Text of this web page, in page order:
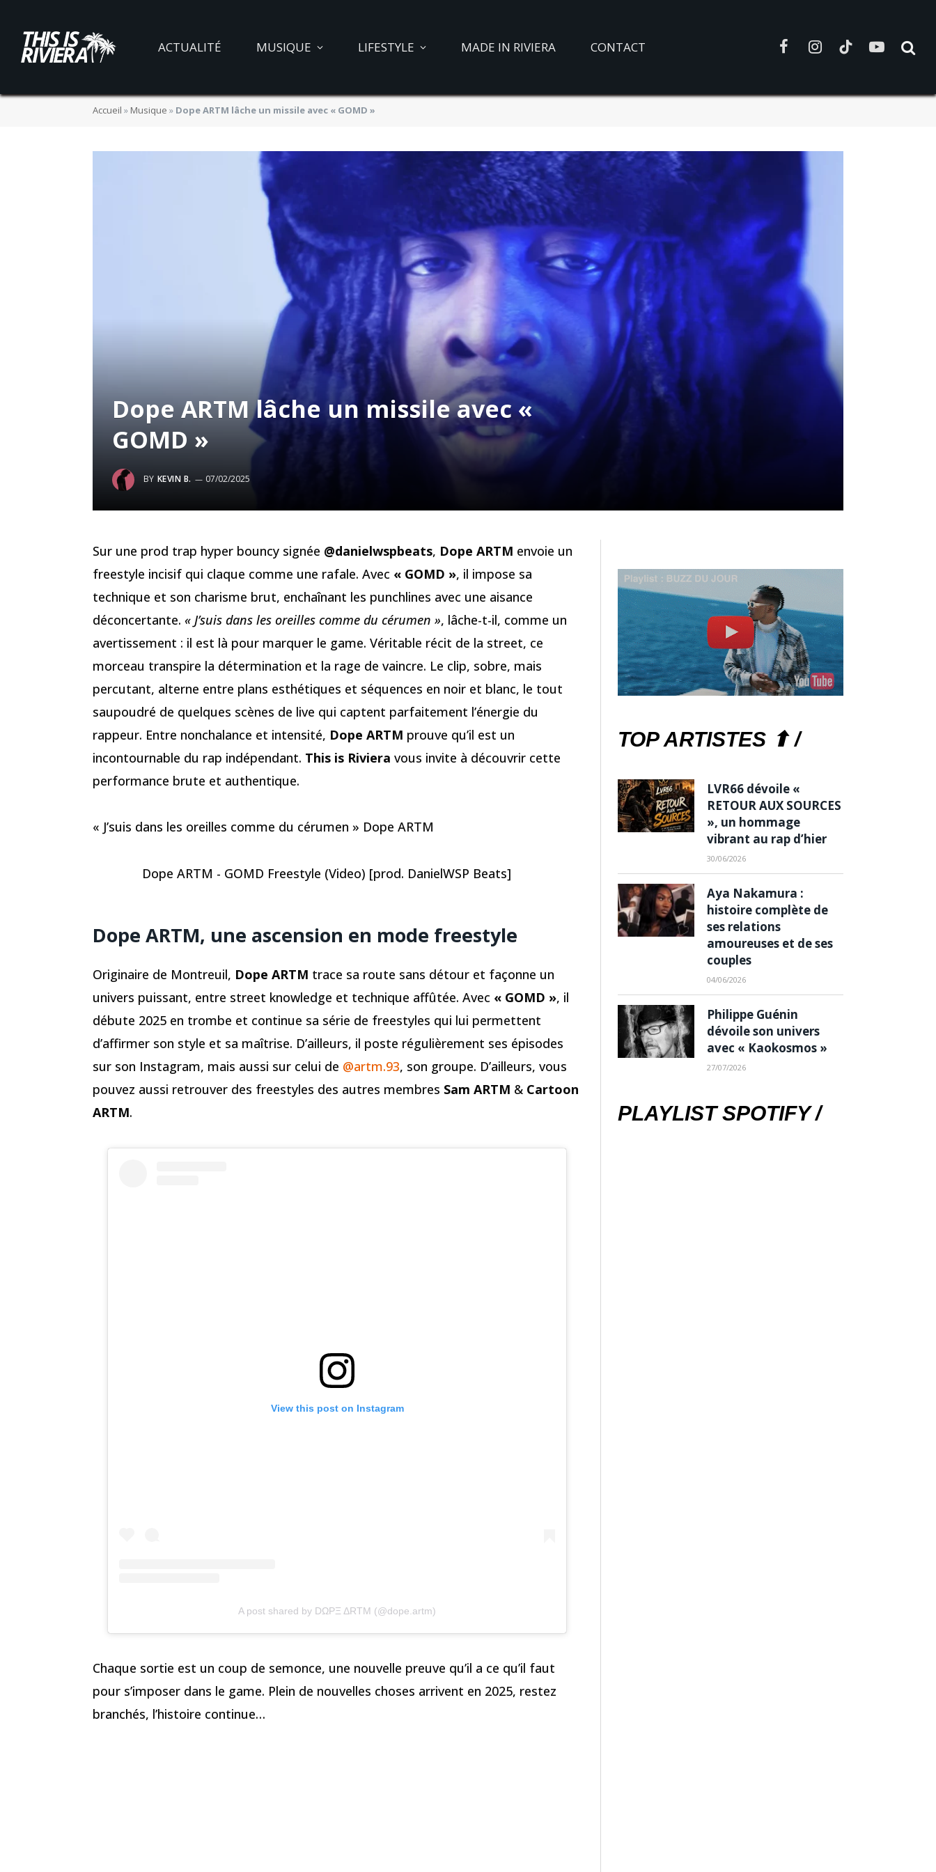
ACTUALITÉ MUSIQUE LIFESTYLE MADE IN RIVIERA CONTACT FacebookInstagramTikTokYouTube
Accueil » Musique » Dope ARTM lâche un missile avec « GOMD »
Dope ARTM lâche un missile avec «
GOMD »
BY KEVIN B. 07/02/2025
Sur une prod trap hyper bouncy signée @danielwspbeats, Dope ARTM envoie un
freestyle incisif qui claque comme une rafale. Avec « GOMD », il impose sa
technique et son charisme brut, enchaînant les punchlines avec une aisance
déconcertante. « J’suis dans les oreilles comme du cérumen », lâche-t-il, comme un
avertissement : il est là pour marquer le game. Véritable récit de la street, ce
morceau transpire la détermination et la rage de vaincre. Le clip, sobre, mais
percutant, alterne entre plans esthétiques et séquences en noir et blanc, le tout
saupoudré de quelques scènes de live qui captent parfaitement l’énergie du
rappeur. Entre nonchalance et intensité, Dope ARTM prouve qu’il est un
incontournable du rap indépendant. This is Riviera vous invite à découvrir cette
performance brute et authentique.
« J’suis dans les oreilles comme du cérumen » Dope ARTM
Dope ARTM - GOMD Freestyle (Video) [prod. DanielWSP Beats]
Dope ARTM, une ascension en mode freestyle
Originaire de Montreuil, Dope ARTM trace sa route sans détour et façonne un
univers puissant, entre street knowledge et technique affûtée. Avec « GOMD », il
débute 2025 en trombe et continue sa série de freestyles qui lui permettent
d’affirmer son style et sa maîtrise. D’ailleurs, il poste régulièrement ses épisodes
sur son Instagram, mais aussi sur celui de @artm.93, son groupe. D’ailleurs, vous
pouvez aussi retrouver des freestyles des autres membres Sam ARTM & Cartoon
ARTM.
View this post on Instagram
A post shared by DΩPΞ ΔRTM (@dope.artm)
Chaque sortie est un coup de semonce, une nouvelle preuve qu’il a ce qu’il faut
pour s’imposer dans le game. Plein de nouvelles choses arrivent en 2025, restez
branchés, l’histoire continue…
TOP ARTISTES ⬆ /
LVR66 dévoile «
RETOUR AUX SOURCES
», un hommage
vibrant au rap d’hier
30/06/2026
Aya Nakamura :
histoire complète de
ses relations
amoureuses et de ses
couples
04/06/2026
Philippe Guénin
dévoile son univers
avec « Kaokosmos »
27/07/2026
PLAYLIST SPOTIFY /